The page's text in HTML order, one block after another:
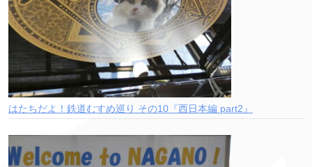
はたちだよ！鉄道むすめ巡り その10『西日本編 part2』